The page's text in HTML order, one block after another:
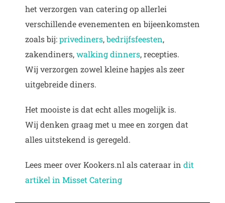
het verzorgen van catering op allerlei
verschillende evenementen en bijeenkomsten
zoals bij:privediners,bedrijfsfeesten,
zakendiners,walking dinners, recepties.
Wij verzorgen zowel kleine hapjes als zeer
uitgebreide diners.
Het mooiste is dat echt alles mogelijk is.
Wij denken graag met u mee en zorgen dat
alles uitstekend is geregeld.
Lees meer over Kookers.nl als cateraar in dit
artikel in Misset Catering